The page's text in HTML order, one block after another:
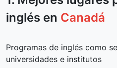
inglés en Canadá
Programas de inglés como
universidades e institutos